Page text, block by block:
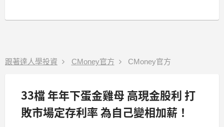
跟著達人學投資 CMoney官方 CMoney官方
33檔 年年下蛋金雞母 高現金股利 打
敗市場定存利率 為自己變相加薪！